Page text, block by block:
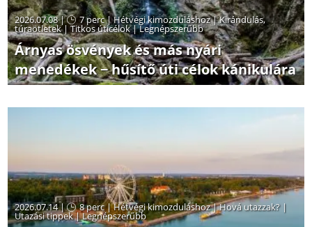
2026.07.08 | 7 perc|Hétvégi kimozduláshoz|Kirándulás,
túraötletek|Titkos úticélok|Legnépszerűbb
Árnyas ösvények és más nyári
menedékek − hűsítő úti célok kánikulára
2026.07.14 | 8 perc|Hétvégi kimozduláshoz|Hová utazzak? |
Utazási tippek|Legnépszerűbb